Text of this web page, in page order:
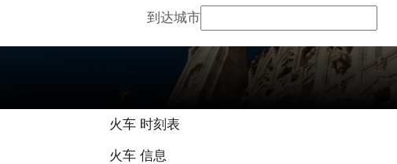
到达城市
火车 时刻表
火车 信息
9.3 / 10 基于 1 条评论